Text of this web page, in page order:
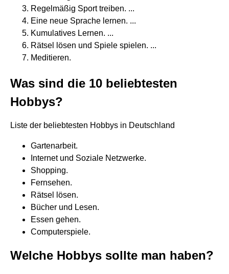
Regelmäßig Sport treiben. ...
Eine neue Sprache lernen. ...
Kumulatives Lernen. ...
Rätsel lösen und Spiele spielen. ...
Meditieren.
Was sind die 10 beliebtesten
Hobbys?
Liste der beliebtesten Hobbys in Deutschland
Gartenarbeit.
Internet und Soziale Netzwerke.
Shopping.
Fernsehen.
Rätsel lösen.
Bücher und Lesen.
Essen gehen.
Computerspiele.
Welche Hobbys sollte man haben?